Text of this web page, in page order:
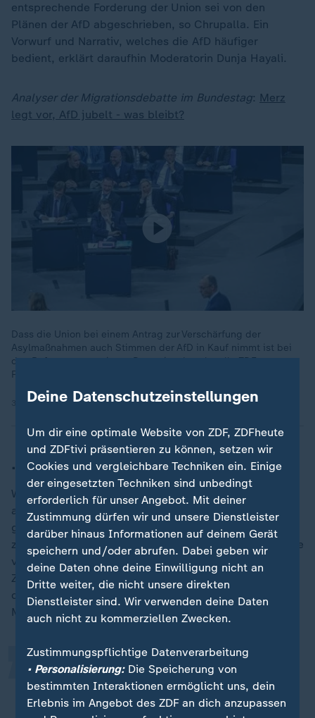
entsprechende Forderung der Union sei von den
Plänen der AfD abgeschrieben, so Chrupalla. Ein
Vorwurf und Narrativ, welches die AfD häufiger
bedient, erklärt daraufhin Moderatorin Dunja Hayali.
Analyser der Migrationsdebatte im Bundestag: Merz
legt vor, AfD jubelt - was bleibt?
Dass die Union bei einem Antrag zur Verschärfung der
Asylmaßnahmen auch Stimmen der AfD in Kauf nimmt ist bei
den Befragten umstritten. Das zeigt das aktuelle ZDF-
Politbarometer.
30.01.2025 | 5:07 min
... der Sicherung der eigenen Grenze
Wie die von der AfD geplante Grenzsicherung
aussehen soll, ist fraglich. Alleine die sogenannte
grünen Grenze, die Landgrenze zwischen den
zugelassenen Übergangsstellen, hat eine Gesamtlänge
von rund 1.400 Kilometern. Chrupalla will mehr
Zurückweisungen an der deutschen Außengrenze. Zur
deren "Sicherung" gehörten auch bauliche
Maßnahmen, so der AfD-Politiker.
Natürlich gehören dazu auch Zäune.
Warum soll man das nicht tun?
„
Tino Chrupalla, Co-Vorsitzender AfD
Deine Datenschutzeinstellungen
Um dir eine optimale Website von ZDF, ZDFheute
und ZDFtivi präsentieren zu können, setzen wir
Cookies und vergleichbare Techniken ein. Einige
der eingesetzten Techniken sind unbedingt
erforderlich für unser Angebot. Mit deiner
Zustimmung dürfen wir und unsere Dienstleister
darüber hinaus Informationen auf deinem Gerät
speichern und/oder abrufen. Dabei geben wir
deine Daten ohne deine Einwilligung nicht an
Dritte weiter, die nicht unsere direkten
Dienstleister sind. Wir verwenden deine Daten
auch nicht zu kommerziellen Zwecken.
Zustimmungspflichtige Datenverarbeitung
• Personalisierung:Die Speicherung von
bestimmten Interaktionen ermöglicht uns, dein
Erlebnis im Angebot des ZDF an dich anzupassen